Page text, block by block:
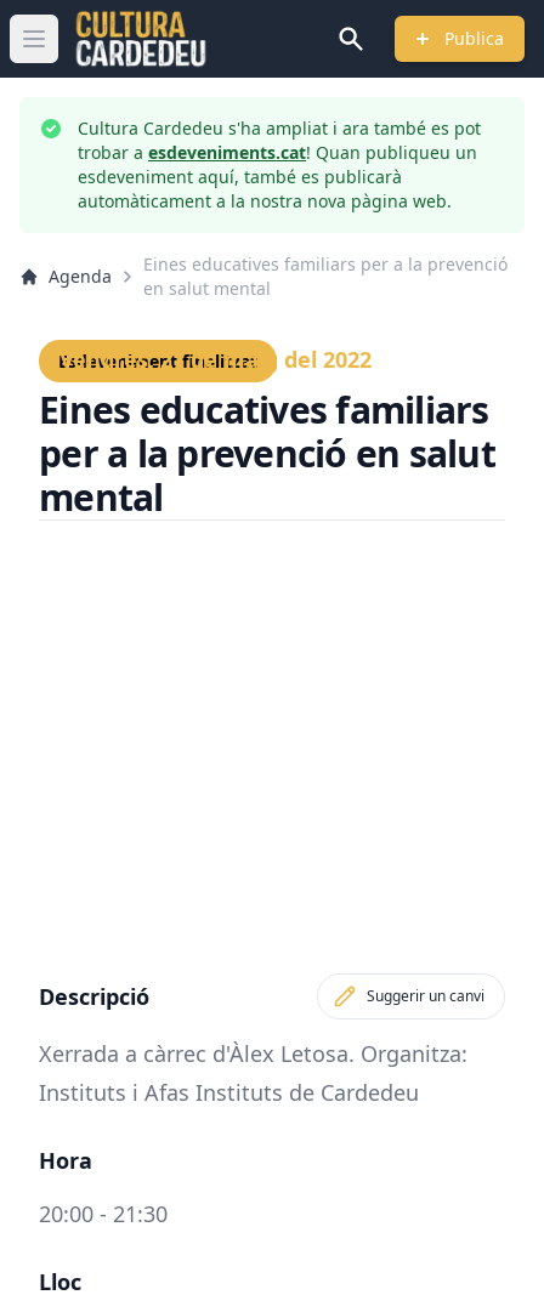
Obrir menú principal Publica
Cultura Cardedeu s'ha ampliat i ara també es pot
trobar a esdeveniments.cat! Quan publiqueu un
esdeveniment aquí, també es publicarà
automàticament a la nostra nova pàgina web.
Agenda
Eines educatives familiars per a la prevenció
en salut mental
Esdeveniment finalitzat
Divendres, 27 de maig del 2022
Eines educatives familiars
per a la prevenció en salut
mental
Descripció Suggerir un canvi
Xerrada a càrrec d'Àlex Letosa. Organitza:
Instituts i Afas Instituts de Cardedeu
Hora
20:00 - 21:30
Lloc